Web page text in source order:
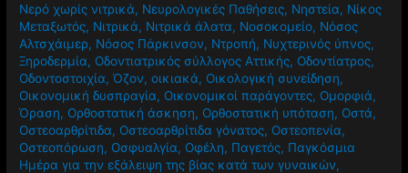
Νερό χωρίς νιτρικά, Νευρολογικές Παθήσεις, Νηστεία, Νίκος
Μεταξωτός, Νιτρικά, Νιτρικά άλατα, Νοσοκομείο, Νόσος
Αλτσχάιμερ, Νόσος Πάρκινσον, Ντροπή, Νυχτερινός ύπνος,
Ξηροδερμία, Οδοντιατρικός σύλλογος Αττικής, Οδοντίατρος,
Οδοντοστοιχία,Όζον,οικιακά, Οικολογική συνείδηση,
Οικονομική δυσπραγία, Οικονομικοί παράγοντες, Ομορφιά,
Όραση, Ορθοστατική άσκηση, Ορθοστατική υπόταση, Οστά,
Οστεοαρθρίτιδα, Οστεοαρθρίτιδα γόνατος, Οστεοπενία,
Οστεοπόρωση, Οσφυαλγία, Οφέλη, Παγετός, Παγκόσμια
Ημέρα για την εξάλειψη της βίας κατά των γυναικών,